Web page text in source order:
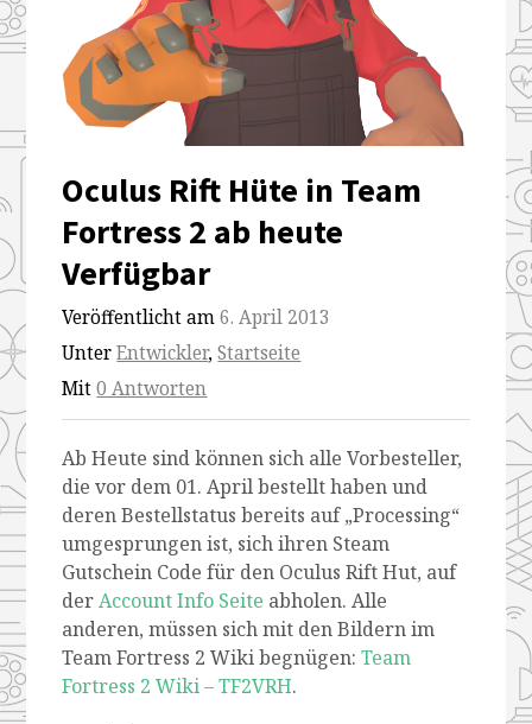
ab-
heute-
2-
ab-
heute-
2-
ab-
heute-
2-
ab-
heute-
Oculus Rift Hüte in Team
Fortress 2 ab heute
Verfügbar
Veröffentlicht am6. April 2013
UnterEntwickler,Startseite
Mit0 Antworten
Ab Heute sind können sich alle Vorbesteller,
die vor dem 01. April bestellt haben und
deren Bestellstatus bereits auf „Processing“
umgesprungen ist, sich ihren Steam
Gutschein Code für den Oculus Rift Hut, auf
derAccount Info Seite abholen. Alle
anderen, müssen sich mit den Bildern im
Team Fortress 2 Wiki begnügen:Team
Fortress 2 Wiki – TF2VRH.